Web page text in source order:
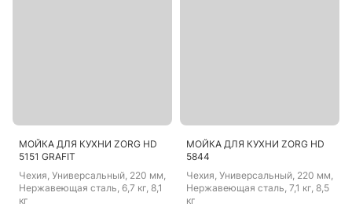
МОЙКА ДЛЯ КУХНИ ZORG HD
5151 GRAFIT
Чехия, Универсальный, 220 мм,
Нержавеющая сталь, 6,7 кг, 8,1
кг
МОЙКА ДЛЯ КУХНИ ZORG HD
5844
Чехия, Универсальный, 220 мм,
Нержавеющая сталь, 7,1 кг, 8,5
кг